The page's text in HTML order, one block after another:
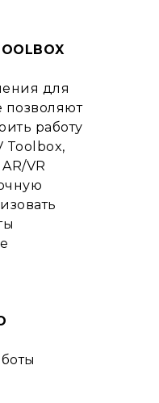
для
позволяют
работу
Toolbox,
VR